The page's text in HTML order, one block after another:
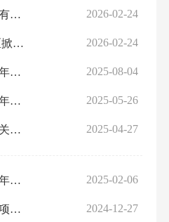
15分钟，备齐新春所有欢喜 2026-02-24
抢抓春节黄金期 全区掀起招商引资“春季攻势” 2026-02-24
东西湖区商务局2024年工作总结和2025年工作安排 2025-08-04
东西湖区商务局2025年度联合双随机抽查工作计划表 2025-05-26
东西湖区商务局党组关于区委第七轮巡察反馈意见整改进展情况的通报 2025-04-27
东西湖区商务局2024年度法治政府建设工作报告 2025-02-06
商务领域随机抽查事项清单（2024年版） 2024-12-27